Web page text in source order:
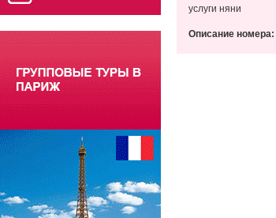
услуги няни
Описание номера: